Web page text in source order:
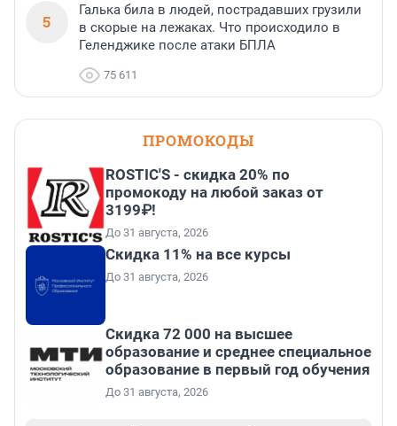
5
Галька била в людей, пострадавших грузили
в скорые на лежаках. Что происходило в
Геленджике после атаки БПЛА
75 611
ПРОМОКОДЫ
ROSTIC'S - скидка 20% по
промокоду на любой заказ от
3199₽!
До 31 августа, 2026
Скидка 11% на все курсы
До 31 августа, 2026
Скидка 72 000 на высшее
образование и среднее специальное
образование в первый год обучения
До 31 августа, 2026